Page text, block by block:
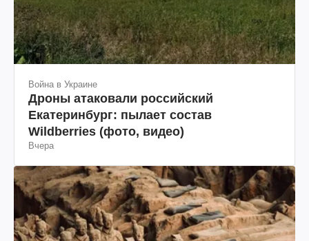
Война в Украине
Дроны атаковали российский
Екатеринбург: пылает состав
Wildberries (фото, видео)
Вчера